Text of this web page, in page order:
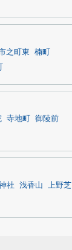
之町東
楠町
寺地町
御陵前
社 浅香山
上野芝